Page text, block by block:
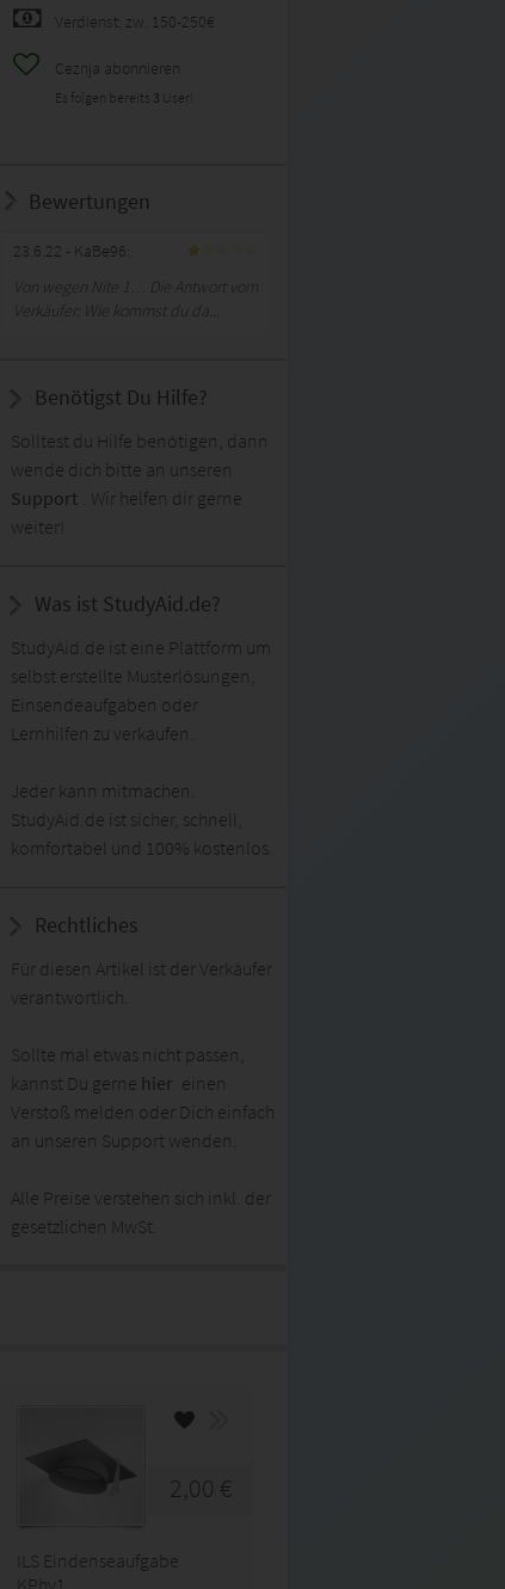
Verdienst: zw. 150-250€
Ceznja abonnieren
Es folgen bereits 3 User!
Bewertungen
23.6.22 - KaBe96:
Von wegen Nite 1… Die Antwort vom
Verkäufer: Wie kommst du da...
Benötigst Du Hilfe?
Solltest du Hilfe benötigen, dann
wende dich bitte an unseren
Support . Wir helfen dir gerne
weiter!
Was ist StudyAid.de?
StudyAid.de ist eine Plattform um
selbst erstellte Musterlösungen,
Einsendeaufgaben oder
Lernhilfen zu verkaufen.
Jeder kann mitmachen.
StudyAid.de ist sicher, schnell,
komfortabel und 100% kostenlos.
Rechtliches
Für diesen Artikel ist der Verkäufer
verantwortlich.
Sollte mal etwas nicht passen,
kannst Du gerne hier einen
Verstoß melden oder Dich einfach
an unseren Support wenden.
Alle Preise verstehen sich inkl. der
gesetzlichen MwSt.
2,00 €
ILS Eindenseaufgabe
KPhy1